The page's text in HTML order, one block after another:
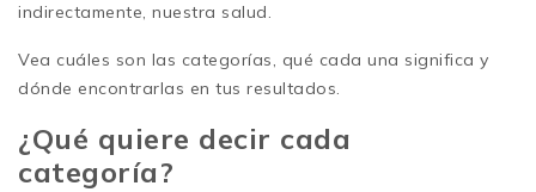
indirectamente, nuestra salud.
Vea cuáles son las categorías, qué cada una significa y
dónde encontrarlas en tus resultados.
¿Qué quiere decir cada
categoría?